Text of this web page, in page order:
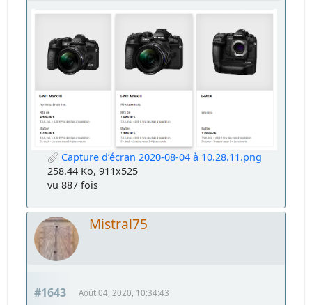
Capture d’écran 2020-08-04 à 10.28.11.png
258.44 Ko, 911x525
vu 887 fois
Mistral75
#1643 Août 04, 2020, 10:34:43